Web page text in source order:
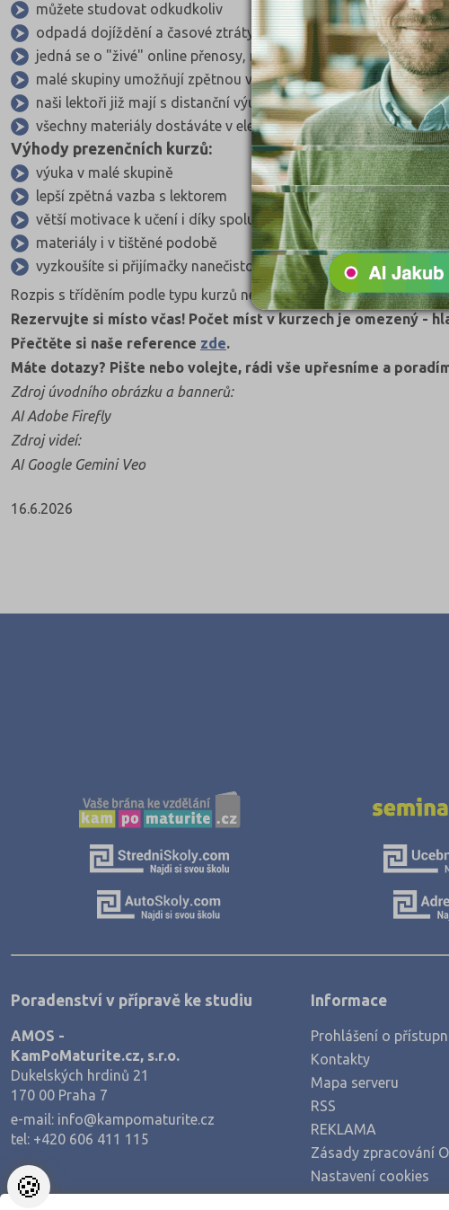
můžete studovat odkudkoliv
odpadá dojíždění a časové ztráty
jedná se o "živé" online přenosy, nikoliv předtočené přednášky
malé skupiny umožňují zpětnou vazbu
naši lektoři již mají s distanční výukou bohaté zkušenosti
všechny materiály dostáváte v elektronické podobě.
Výhody prezenčních kurzů:
výuka v malé skupině
lepší zpětná vazba s lektorem
větší motivace k učení i díky spolužákům
materiály i v tištěné podobě
vyzkoušíte si přijímačky nanečisto
Rozpis s tříděním podle typu kurzů nebo typu najdetezde.
Rezervujte si místo včas! Počet míst v kurzech je omezený -
Přečtěte si naše reference zde.
Máte dotazy? Pište nebo volejte, rádi vše upřesníme a
Zdroj úvodního obrázku a bannerů:
AI Adobe Firefly
Zdroj videí:
AI Google Gemini Veo
16.6.2026
Poradenství v přípravě ke studiu
AMOS -
KamPoMaturite.cz, s.r.o.
Dukelských hrdinů 21
170 00 Praha 7
e-mail: info@kampomaturite.cz
tel: +420 606 411 115
Informace
Prohlášení o
Kontakty
Mapa serveru
RSS
REKLAMA
Zásady zpracování
Nastavení cookies
🍪